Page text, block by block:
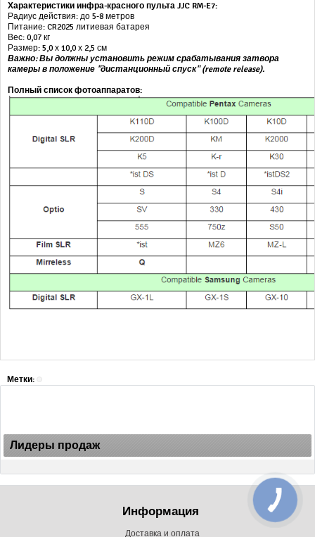
Характеристики инфра-красного пульта JJC RM-E7:
Радиус действия: до 5-8 метров
Питание: CR2025 литиевая батарея
Вес: 0,07 кг
Размер: 5,0 х 10,0 х 2,5 см
Важно: Вы должны установить режим срабатывания затвора
камеры в положение "дистанционный спуск" (remote release).
Полный список фотоаппаратов:
Метки:
Лидеры продаж
Информация
Доставка и оплата